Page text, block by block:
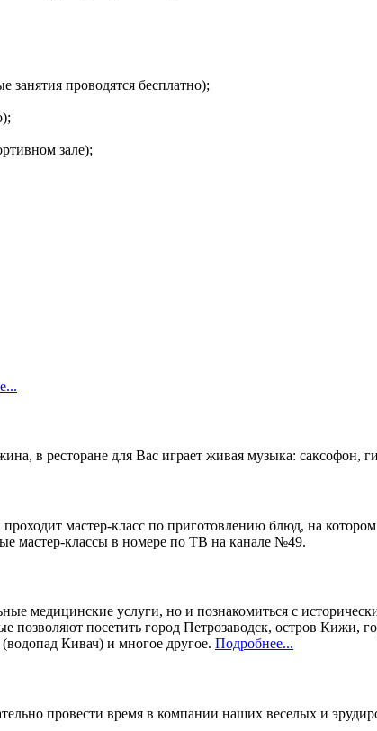
занятия проводятся бесплатно);
зале);
в ресторане для Вас играет живая музыка: саксофон,
мастер-класс по приготовлению блюд, на
мастер-классы в номере по ТВ на канале №49.
медицинские услуги, но и познакомиться с
посетить город Петрозаводск, остров Кижи,
Кивач) и многое другое. Подробнее...
провести время в компании наших веселых и